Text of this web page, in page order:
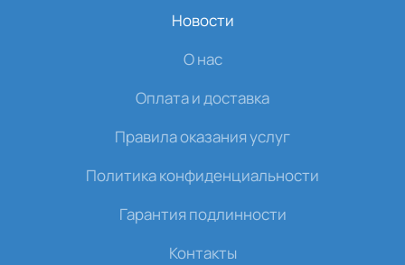
Новости
О нас
Оплата и доставка
Правила оказания услуг
Политика конфиденциальности
Гарантия подлинности
Контакты